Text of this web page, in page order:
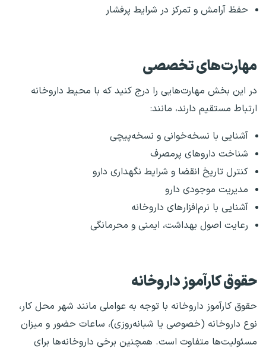
حفظ آرامش و تمرکز در شرایط پرفشار
مهارت‌های تخصصی
در این بخش مهارت‌هایی را درج کنید که با محیط داروخانه
ارتباط مستقیم دارند، مانند:
آشنایی با نسخه‌خوانی و نسخه‌پیچی
شناخت داروهای پرمصرف
کنترل تاریخ انقضا و شرایط نگهداری دارو
مدیریت موجودی دارو
آشنایی با نرم‌افزارهای داروخانه
رعایت اصول بهداشت، ایمنی و محرمانگی
حقوق کارآموز داروخانه
حقوق کارآموز داروخانه با توجه به عواملی مانند شهر محل کار،
نوع داروخانه (خصوصی یا شبانه‌روزی)، ساعات حضور و میزان
مسئولیت‌ها متفاوت است. همچنین برخی داروخانه‌ها برای